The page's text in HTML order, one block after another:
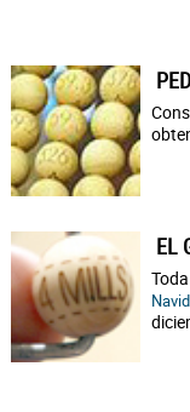
EL